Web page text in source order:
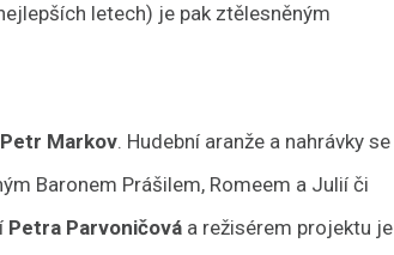
letech) je pak ztělesněným
Petr Markov. Hudební aranže a nahrávky se
Baronem Prášilem, Romeem a Julií či
Petra Parvoničová a režisérem projektu je